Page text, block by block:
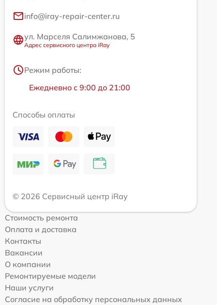
info@iray-repair-center.ru
ул. Марселя Салимжанова, 5
Адрес сервисного центра iRay
Режим работы:
Ежедневно с 9:00 до 21:00
Способы оплаты
© 2026 Сервисный центр iRay
Стоимость ремонта
Оплата и доставка
Контакты
Вакансии
О компании
Ремонтируемые модели
Наши услуги
Согласие на обработку персональных данных